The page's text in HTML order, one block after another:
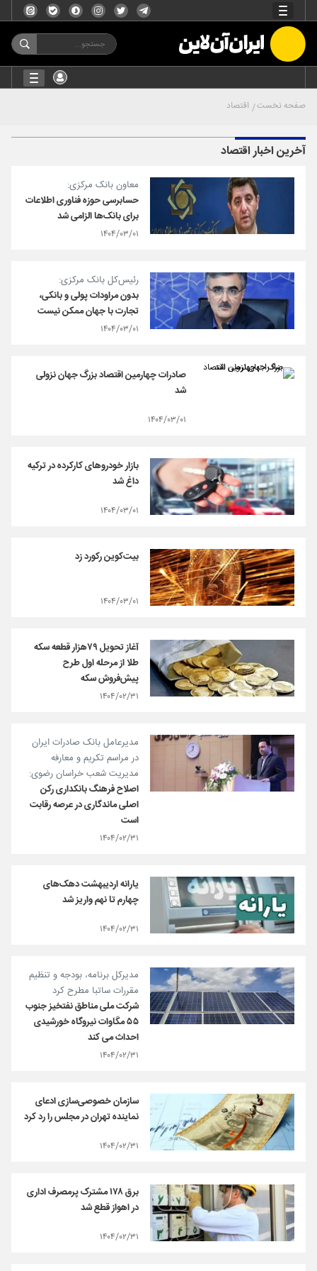
صفحه نخست اقتصاد
آخرین اخبار اقتصاد
معاون بانک مرکزی:
حسابرسی حوزه فناوری اطلاعات
برای بانک‌ها الزامی شد
۱۴۰۴/۰۳/۰۱
رئیس‌کل بانک مرکزی:
بدون مراودات پولی و بانکی،
تجارت با جهان ممکن نیست
۱۴۰۴/۰۳/۰۱
صادرات چهارمین اقتصاد بزرگ جهان نزولی
شد
۱۴۰۴/۰۳/۰۱
بازار خودروهای کارکرده در ترکیه
داغ شد
۱۴۰۴/۰۳/۰۱
بیت‌کوین رکورد زد
۱۴۰۴/۰۳/۰۱
آغاز تحویل ۷۹هزار قطعه سکه
طلا از مرحله اول طرح
پیش‌فروش سکه
۱۴۰۴/۰۲/۳۱
مدیرعامل بانک صادرات ایران
در مراسم تکریم و معارفه
مدیریت شعب خراسان رضوی:
اصلاح فرهنگ بانکداری رکن
اصلی ماندگاری در عرصه رقابت
است
۱۴۰۴/۰۲/۳۱
یارانه اردیبهشت دهک‌های
چهارم تا نهم واریز شد
۱۴۰۴/۰۲/۳۱
مدیرکل برنامه، بودجه و تنظیم
مقررات ساتبا مطرح کرد
شرکت ملی مناطق نفتخیز جنوب
۵۵ مگاوات نیروگاه خورشیدی
احداث می کند
۱۴۰۴/۰۲/۳۱
سازمان خصوصی‌سازی ادعای
نماینده تهران در مجلس را رد کرد
۱۴۰۴/۰۲/۳۱
برق ۱۷۸ مشترک پرمصرف اداری
در اهواز قطع شد
۱۴۰۴/۰۲/۳۱